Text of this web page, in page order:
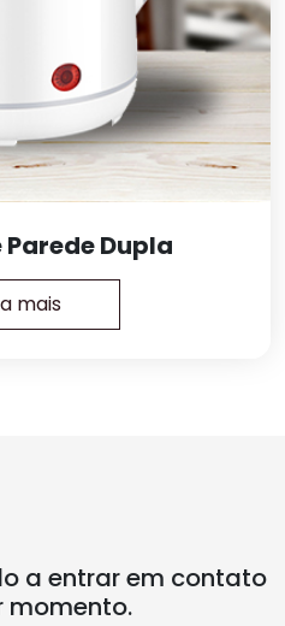
Dupla
mais
a entrar em contato
momento.